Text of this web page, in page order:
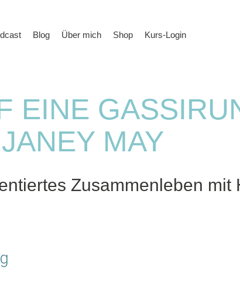
Blog Über mich Shop Kurs-Login
EINE
MAY
Zusammenleben mit